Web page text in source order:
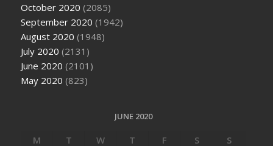
October 2020 (2085)
September 2020 (1942)
August 2020 (1948)
July 2020 (2131)
June 2020 (2101)
May 2020 (823)
JUNE 2020
M T W T F S
S